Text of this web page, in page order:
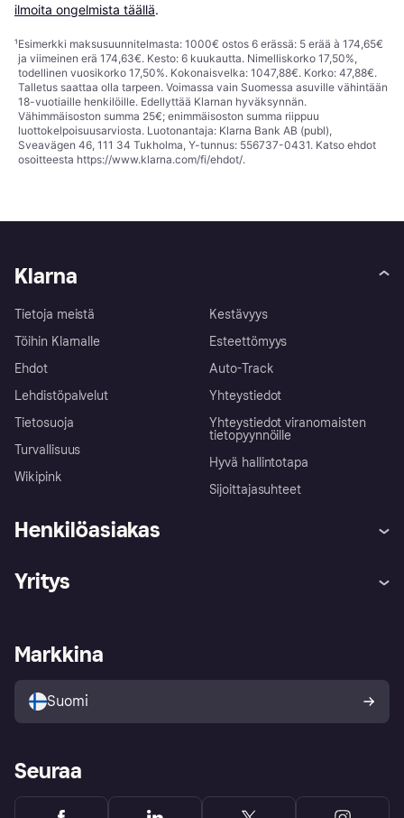
ilmoita ongelmista täällä.
¹Esimerkki maksusuunnitelmasta: 1000€ ostos 6 erässä: 5 erää à 174,65€
ja viimeinen erä 174,63€. Kesto: 6 kuukautta. Nimelliskorko 17,50%,
todellinen vuosikorko 17,50%. Kokonaisvelka: 1047,88€. Korko: 47,88€.
Talletus saattaa olla tarpeen. Voimassa vain Suomessa asuville vähintään
18-vuotiaille henkilöille. Edellyttää Klarnan hyväksynnän.
Vähimmäisoston summa 25€; enimmäisoston summa riippuu
luottokelpoisuusarviosta. Luotonantaja: Klarna Bank AB (publ),
Sveavägen 46, 111 34 Tukholma, Y-tunnus: 556737-0431. Katso ehdot
osoitteesta https://www.klarna.com/fi/ehdot/.
Klarna
Tietoja meistä
Töihin Klarnalle
Ehdot
Lehdistöpalvelut
Tietosuoja
Turvallisuus
Wikipink
Kestävyys
Esteettömyys
Auto-Track
Yhteystiedot
Yhteystiedot viranomaisten
tietopyynnöille
Hyvä hallintotapa
Sijoittajasuhteet
Henkilöasiakas
Kirjaudu sisään
Tutustu kauppoihin
Ostajan turva
Yritys
Kirjaudu sisään yrityksenä
Markkina
Suomi
Seuraa